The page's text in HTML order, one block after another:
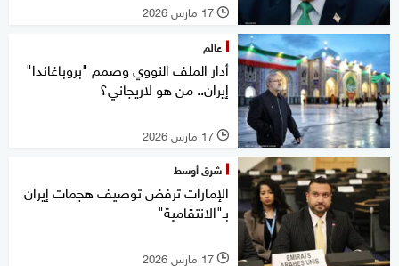
l 17 مارس 2026
عالم
أدار الملف النووي وصمم "بروباغاندا"
إيران.. من هو لاريجاني؟
l 17 مارس 2026
شرق أوسط
الإمارات ترفض توصيف هجمات إيران
بـ"الانتقامية"
l 17 مارس 2026